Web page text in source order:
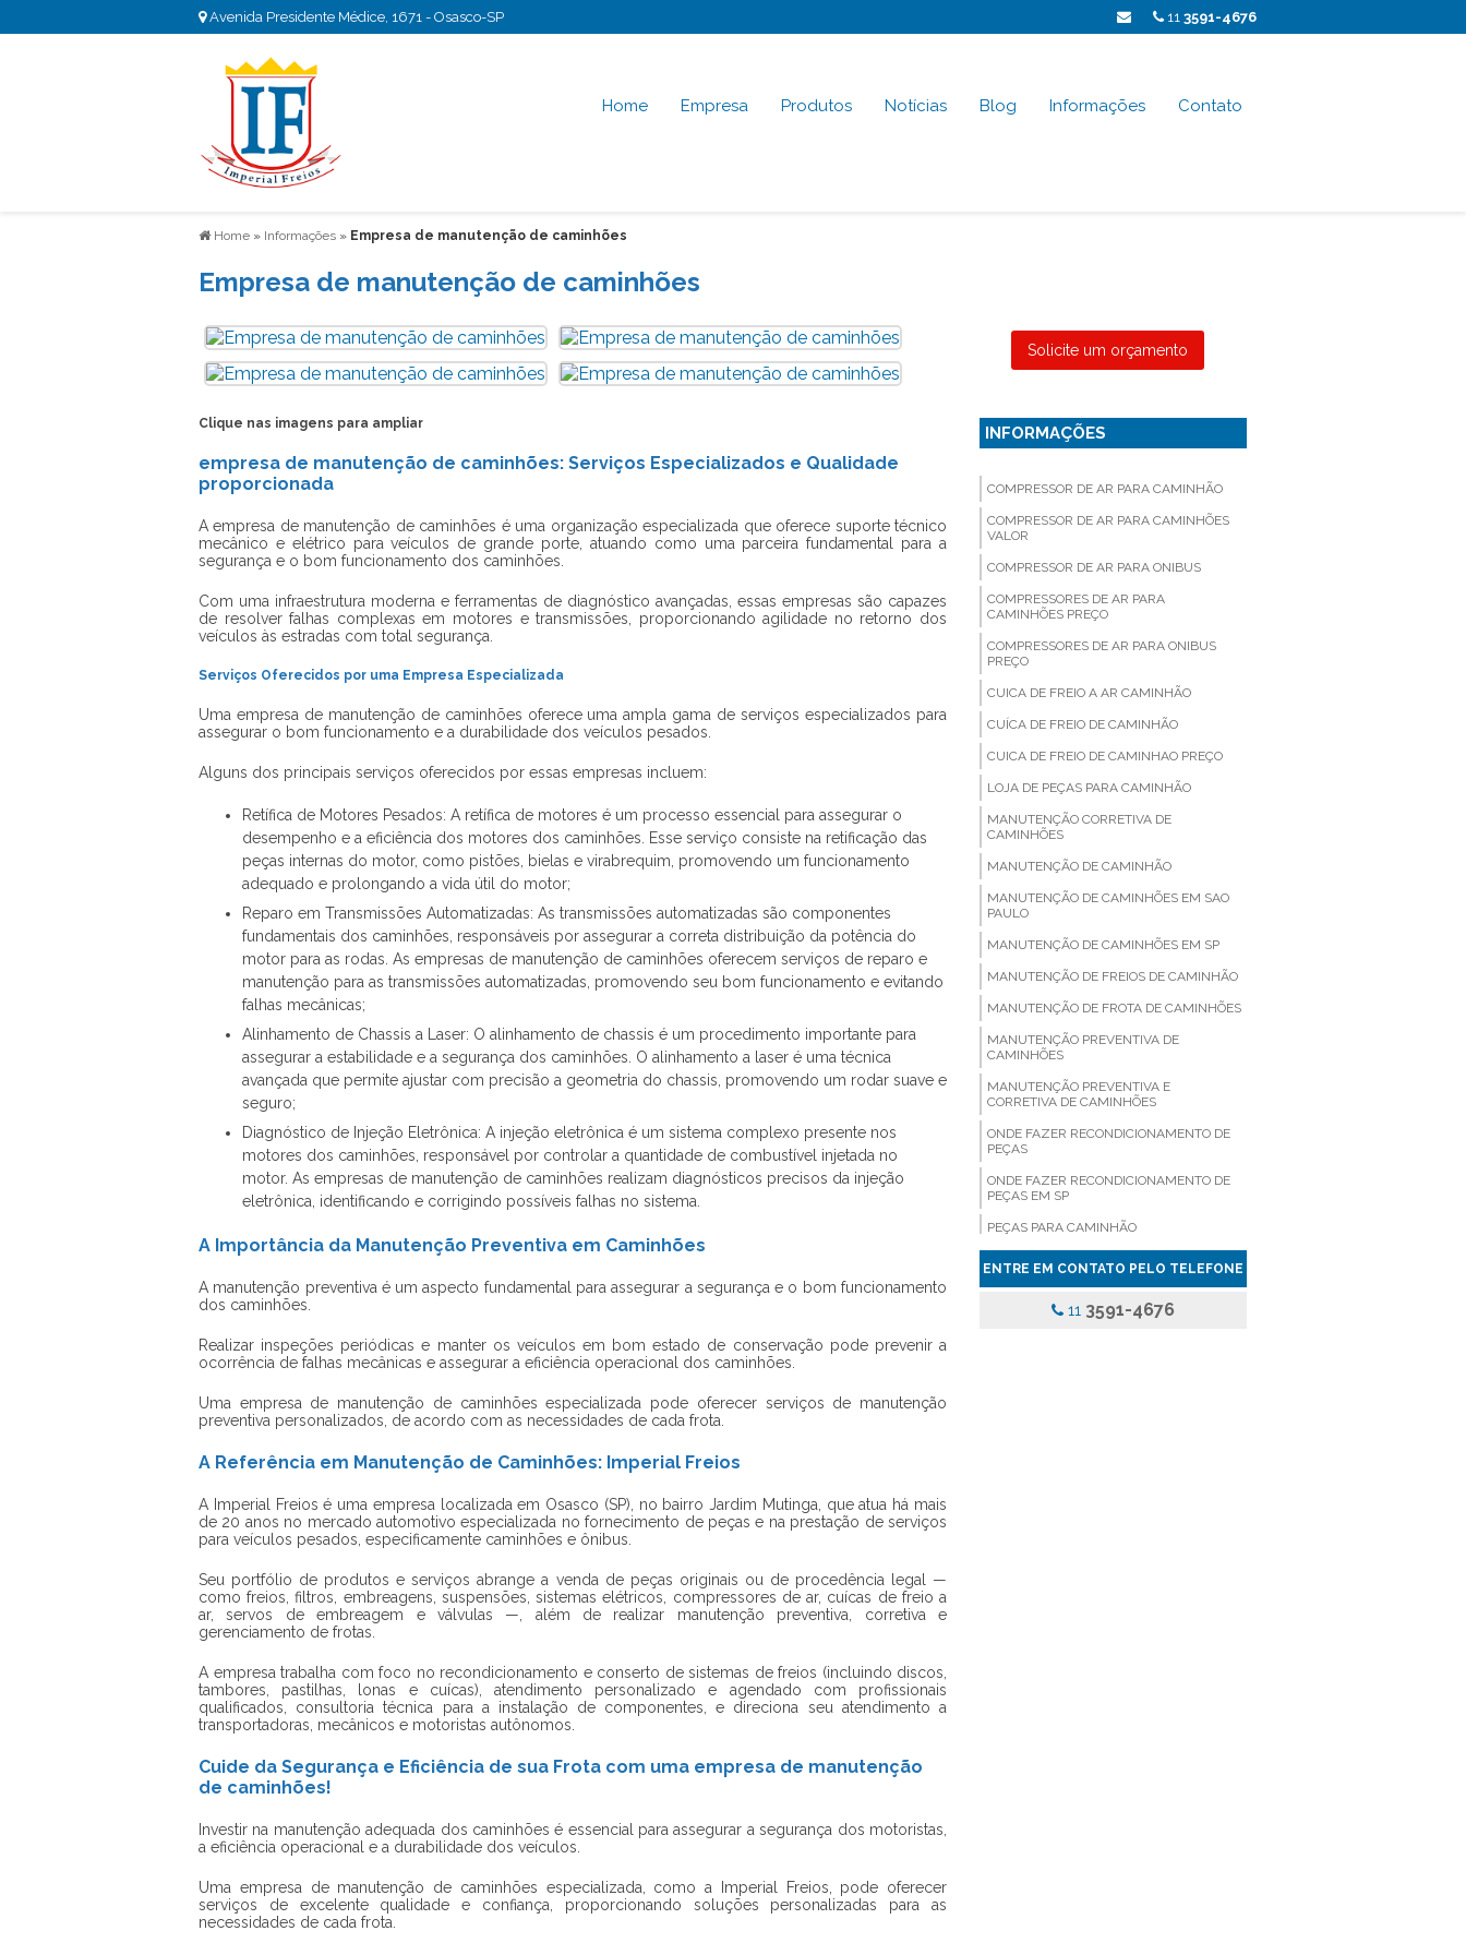
Avenida Presidente Médice, 1671 - Osasco-SP 11 3591-4676
Home Empresa Produtos Notícias Blog Informações Contato
Home » Informações » Empresa de manutenção de caminhões
Empresa de manutenção de caminhões
Clique nas imagens para ampliar
empresa de manutenção de caminhões: Serviços Especializados e Qualidade
proporcionada
Aempresa de manutenção de caminhões é uma organização especializada que oferece suporte técnico
mecânico e elétrico para veículos de grande porte, atuando como uma parceira fundamental para a
segurança e o bom funcionamento dos caminhões.
Com uma infraestrutura moderna e ferramentas de diagnóstico avançadas, essas empresas são capazes
de resolver falhas complexas em motores e transmissões, proporcionando agilidade no retorno dos
veículos às estradas com total segurança.
Serviços Oferecidos por uma Empresa Especializada
Uma empresa de manutenção de caminhões oferece uma ampla gama de serviços especializados para
assegurar o bom funcionamento e a durabilidade dos veículos pesados.
Alguns dos principais serviços oferecidos por essas empresas incluem:
Retífica de Motores Pesados: A retífica de motores é um processo essencial para assegurar o
desempenho e a eficiência dos motores dos caminhões. Esse serviço consiste na retificação das
peças internas do motor, como pistões, bielas e virabrequim, promovendo um funcionamento
adequado e prolongando a vida útil do motor;
Reparo em Transmissões Automatizadas: As transmissões automatizadas são componentes
fundamentais dos caminhões, responsáveis por assegurar a correta distribuição da potência do
motor para as rodas. As empresas de manutenção de caminhões oferecem serviços de reparo e
manutenção para as transmissões automatizadas, promovendo seu bom funcionamento e evitando
falhas mecânicas;
Alinhamento de Chassis a Laser: O alinhamento de chassis é um procedimento importante para
assegurar a estabilidade e a segurança dos caminhões. O alinhamento a laser é uma técnica
avançada que permite ajustar com precisão a geometria do chassis, promovendo um rodar suave e
seguro;
Diagnóstico de Injeção Eletrônica: A injeção eletrônica é um sistema complexo presente nos
motores dos caminhões, responsável por controlar a quantidade de combustível injetada no
motor. As empresas de manutenção de caminhões realizam diagnósticos precisos da injeção
eletrônica, identificando e corrigindo possíveis falhas no sistema.
A Importância da Manutenção Preventiva em Caminhões
A manutenção preventiva é um aspecto fundamental para assegurar a segurança e o bom funcionamento
dos caminhões.
Realizar inspeções periódicas e manter os veículos em bom estado de conservação pode prevenir a
ocorrência de falhas mecânicas e assegurar a eficiência operacional dos caminhões.
Uma empresa de manutenção de caminhões especializada pode oferecer serviços de manutenção
preventiva personalizados, de acordo com as necessidades de cada frota.
A Referência em Manutenção de Caminhões: Imperial Freios
A Imperial Freios é uma empresa localizada em Osasco (SP), no bairro Jardim Mutinga, que atua há mais
de 20 anos no mercado automotivo especializada no fornecimento de peças e na prestação de serviços
para veículos pesados, especificamente caminhões e ônibus.
Seu portfólio de produtos e serviços abrange a venda de peças originais ou de procedência legal —
como freios, filtros, embreagens, suspensões, sistemas elétricos, compressores de ar, cuícas de freio a
ar, servos de embreagem e válvulas —, além de realizar manutenção preventiva, corretiva e
gerenciamento de frotas.
A empresa trabalha com foco no recondicionamento e conserto de sistemas de freios (incluindo discos,
tambores, pastilhas, lonas e cuícas), atendimento personalizado e agendado com profissionais
qualificados, consultoria técnica para a instalação de componentes, e direciona seu atendimento a
transportadoras, mecânicos e motoristas autônomos.
Cuide da Segurança e Eficiência de sua Frota com uma empresa de manutenção
de caminhões!
Investir na manutenção adequada dos caminhões é essencial para assegurar a segurança dos motoristas,
a eficiência operacional e a durabilidade dos veículos.
Uma empresa de manutenção de caminhões especializada, como a Imperial Freios, pode oferecer
serviços de excelente qualidade e confiança, proporcionando soluções personalizadas para as
necessidades de cada frota.
Solicite um orçamento
INFORMAÇÕES
COMPRESSOR DE AR PARA CAMINHÃO
COMPRESSOR DE AR PARA CAMINHÕES
VALOR
COMPRESSOR DE AR PARA ONIBUS
COMPRESSORES DE AR PARA
CAMINHÕES PREÇO
COMPRESSORES DE AR PARA ONIBUS
PREÇO
CUICA DE FREIO A AR CAMINHÃO
CUÍCA DE FREIO DE CAMINHÃO
CUICA DE FREIO DE CAMINHAO PREÇO
LOJA DE PEÇAS PARA CAMINHÃO
MANUTENÇÃO CORRETIVA DE
CAMINHÕES
MANUTENÇÃO DE CAMINHÃO
MANUTENÇÃO DE CAMINHÕES EM SAO
PAULO
MANUTENÇÃO DE CAMINHÕES EM SP
MANUTENÇÃO DE FREIOS DE CAMINHÃO
MANUTENÇÃO DE FROTA DE CAMINHÕES
MANUTENÇÃO PREVENTIVA DE
CAMINHÕES
MANUTENÇÃO PREVENTIVA E
CORRETIVA DE CAMINHÕES
ONDE FAZER RECONDICIONAMENTO DE
PEÇAS
ONDE FAZER RECONDICIONAMENTO DE
PEÇAS EM SP
PEÇAS PARA CAMINHÃO
PEÇAS PARA CAMINHÃO EM SÃO PAULO
PEÇAS PARA CAMINHÃO PREÇO
ENTRE EM CONTATO PELO TELEFONE
11 3591-4676